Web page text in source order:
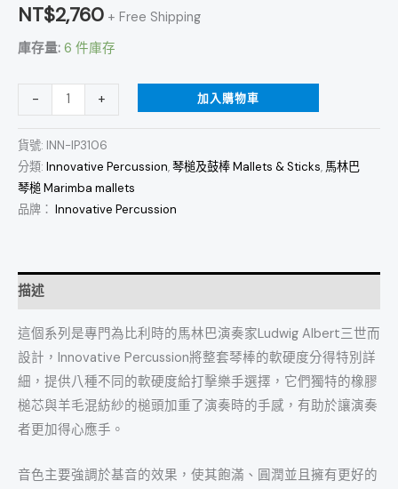
NT$2,760 + Free Shipping
庫存量: 6 件庫存
-
(Med.
藤
巴
琴
槌
+ 加入購物車
貨號: INN-IP3106
分類: Innovative Percussion,琴槌及鼓棒 Mallets & Sticks, 馬林巴
琴槌 Marimba mallets
品牌： Innovative Percussion
描述
這個系列是專門為比利時的馬林巴演奏家Ludwig Albert三世而
設計，Innovative Percussion將整套琴棒的軟硬度分得特別詳
細，提供八種不同的軟硬度給打擊樂手選擇，它們獨特的橡膠
槌芯與羊毛混紡紗的槌頭加重了演奏時的手感，有助於讓演奏
者更加得心應手。
音色主要強調於基音的效果，使其飽滿、圓潤並且擁有更好的